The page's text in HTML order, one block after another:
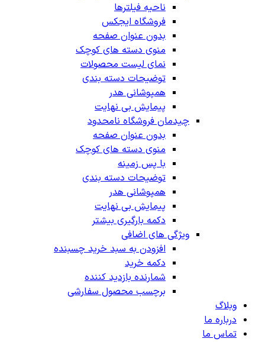
ناحیه فیلترها
فروشگاه ایجکس
بدون عنوان صفحه
منوی دسته های کوچک
نمای لیست محصولات
توضیحات دسته بندی
همپوشانی هدر
پیمایش بی نهایت
چیدمان فروشگاهنامحدود
بدون عنوان صفحه
منوی دسته های کوچک
با پس زمینه
توضیحات دسته بندی
همپوشانی هدر
پیمایش بی نهایت
دکمه بارگیری بیشتر
ویژگی های اضافی
افزودن به سبد خرید چسبنده
دکمه خرید
شمارنده بازدید کننده
برچسب محصول سفارشی
وبلاگ
درباره ما
تماس ما